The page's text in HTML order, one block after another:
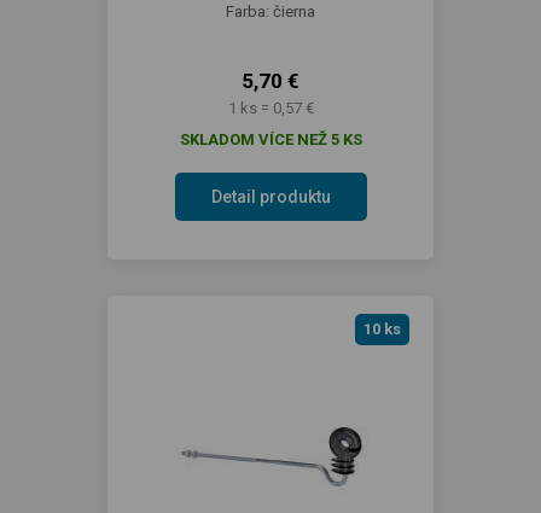
Farba: čierna
5,70 €
1 ks = 0,57 €
SKLADOM VÍCE NEŽ 5 KS
Detail produktu
10 ks